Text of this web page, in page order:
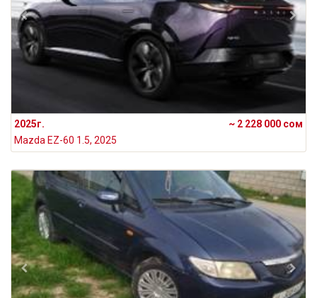
2025г.
~ 2 228 000 сом
Mazda EZ-60 1.5, 2025